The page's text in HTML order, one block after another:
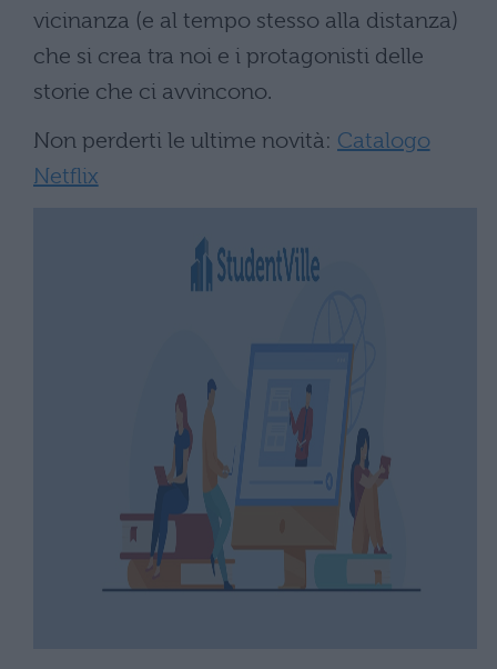
vicinanza (e al tempo stesso alla distanza)
che si crea tra noi e i protagonisti delle
storie che ci avvincono.
Non perderti le ultime novità: Catalogo
Netflix